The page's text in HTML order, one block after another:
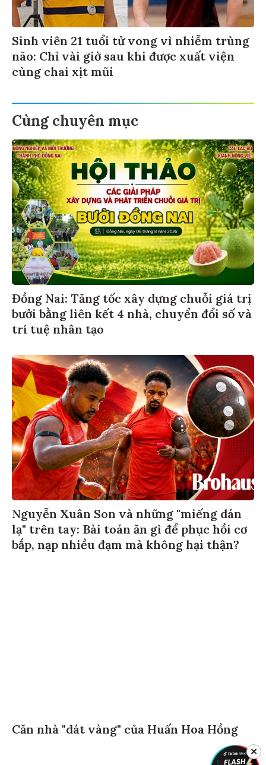
Sinh viên 21 tuổi tử vong vì nhiễm trùng
não: Chỉ vài giờ sau khi được xuất viện
cùng chai xịt mũi
Cùng chuyên mục
Đồng Nai: Tăng tốc xây dựng chuỗi giá trị
bưởi bằng liên kết 4 nhà, chuyển đổi số và
trí tuệ nhân tạo
Nguyễn Xuân Son và những "miếng dán
lạ" trên tay: Bài toán ăn gì để phục hồi cơ
bắp, nạp nhiều đạm mà không hại thận?
Căn nhà "dát vàng" của Huấn Hoa Hồng
✕